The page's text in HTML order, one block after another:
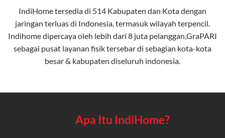
IndiHome tersedia di 514 Kabupaten dan Kota dengan
jaringan terluas di Indonesia, termasuk wilayah terpencil.
Indihome dipercaya oleh lebih dari 8 juta pelanggan,GraPARI
sebagai pusat layanan fisik tersebar di sebagian kota-kota
besar & kabupaten diseluruh indonesia.
Apa Itu IndiHome?